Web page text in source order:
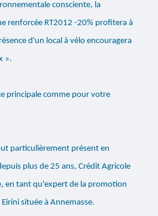
consciente, la
renforcée RT2012 -20% profitera à
d'un local à vélo encouragera
».
principale comme pour votre
particulièrement présent en
plus de 25 ans, Crédit Agricole
en tant qu'expert de la promotion
située à Annemasse.